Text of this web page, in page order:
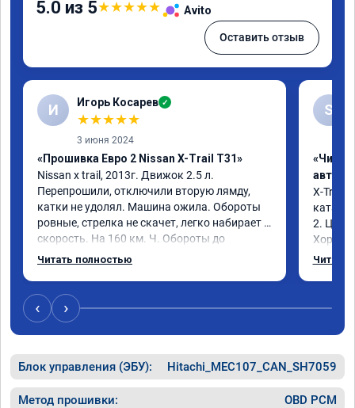
5.0 из 5★★★★★ Avito
Оставить отзыв
И Игорь Косарев ✓
★★★★★
3 июня 2024
«Прошивка Евро 2 Nissan X-Trail T31»
Nissan x trаil, 2013г. Движок 2.5 л.
Перепрошили, отключили вторую лямду,
катки не удолял. Машина ожила. Обороты
ровные, стрелка не скачет, легко набирает
скорость. На 160 км. Ч. Обороты до
3000.расход тот-же без изменения 12л.
Читать полностью
S
«Чип
X-Trail
2. Цена
Читать
‹ ›
Блок управления (ЭБУ): Hitachi_MEC107_CAN_SH7059
Метод прошивки: OBD PCM